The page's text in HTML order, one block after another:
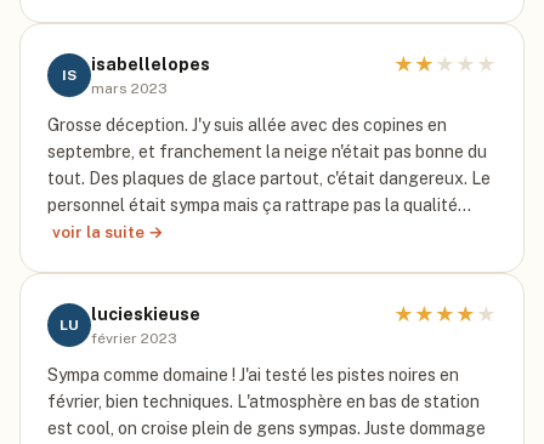
IS
isabellelopes
mars 2023
★ ★ ★ ★ ★
Grosse déception. J'y suis allée avec des copines en
septembre, et franchement la neige n'était pas bonne du
tout. Des plaques de glace partout, c'était dangereux. Le
personnel était sympa mais ça rattrape pas la qualité…
voir la suite →
LU
lucieskieuse
février 2023
★ ★ ★ ★ ★
Sympa comme domaine ! J'ai testé les pistes noires en
février, bien techniques. L'atmosphère en bas de station
est cool, on croise plein de gens sympas. Juste dommage